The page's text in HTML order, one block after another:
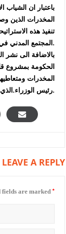
باعتبار ان الشياب
المخدرات الذين
تنفيذ هذه
المجتمع المدني في جهد وطني منسق ومتكامل.
بالاضافة الى نشر
الحكومة بمشروع
المخدرات
رئيس الوزراء.الذي عرفنا عنه شجاعة التصدي للقضايا الشائكة.
LEAVE A REPLY
fields are marked *